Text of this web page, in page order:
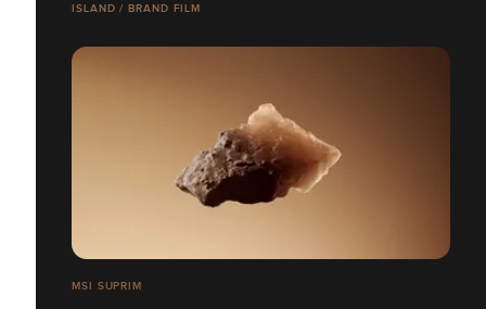
ISLAND / BRAND FILM
MSI SUPRIM